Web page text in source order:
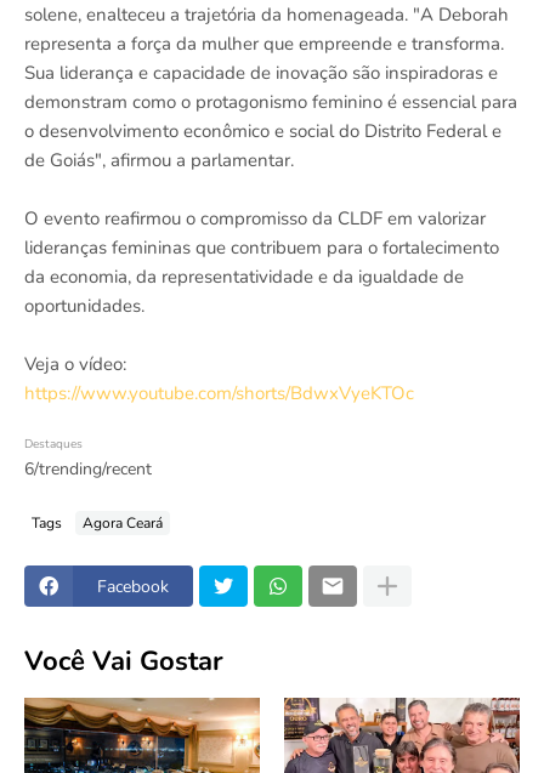
solene, enalteceu a trajetória da homenageada. "A Deborah
representa a força da mulher que empreende e transforma.
Sua liderança e capacidade de inovação são inspiradoras e
demonstram como o protagonismo feminino é essencial para
o desenvolvimento econômico e social do Distrito Federal e
de Goiás", afirmou a parlamentar.
O evento reafirmou o compromisso da CLDF em valorizar
lideranças femininas que contribuem para o fortalecimento
da economia, da representatividade e da igualdade de
oportunidades.
Veja o vídeo:
https://www.youtube.com/shorts/BdwxVyeKTOc
Destaques
6/trending/recent
Tags Agora Ceará
Facebook
Você Vai Gostar